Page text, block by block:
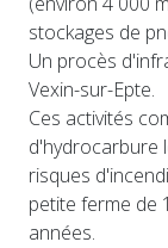
stockages de
Un procès
Vexin-sur-Epte.
Ces activités
d'hydrocarbure
risques
petite ferme de
années.